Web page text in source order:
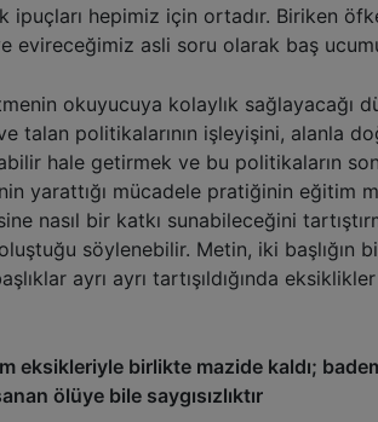
ipuçları hepimiz için ortadır. Biriken
evireceğimiz asli soru olarak baş
okuyucuya kolaylık sağlayacağı
talan politikalarının işleyişini, alanla
hale getirmek ve bu politikaların
yarattığı mücadele pratiğinin eğitim
nasıl bir katkı sunabileceğini
söylenebilir. Metin, iki başlığın
ayrı ayrı tartışıldığında
eksikleriyle birlikte mazide kaldı;
ölüye bile saygısızlıktır